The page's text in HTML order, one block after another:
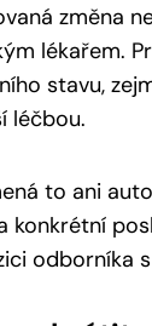
změna
lékařem.
stavu,
léčbou.
to ani
konkrétní
odborníka